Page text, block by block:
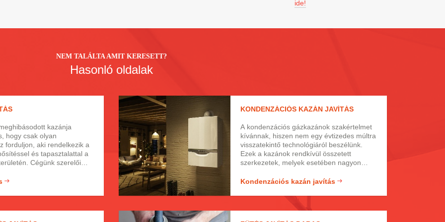
ide!
NEM TALÁLTA AMIT KERESETT?
Hasonló oldalak
kazánja
hogy csak olyan
forduljon, aki rendelkezik a
és tapasztalattal a
Cégünk szerelői
akik
kazánok szakszerű
KONDENZÁCIÓS KAZÁN JAVÍTÁS
A kondenzációs gázkazánok szakértelmet
kívánnak, hiszen nem egy évtizedes múltra
visszatekintő technológiáról beszélünk.
Ezek a kazánok rendkívül összetett
szerkezetek, melyek esetében nagyon
végezzék el a javítási munkálatokat.
szerelését is ránk bízhatja, mivel ezen a
területen is jártasak vagyunk. Kazánját
Kondenzációs kazán javítás